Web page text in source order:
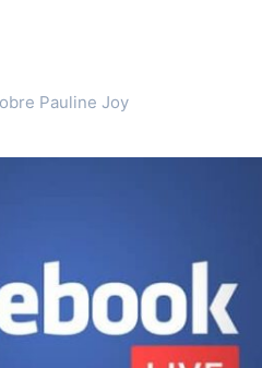
Pauline Joy